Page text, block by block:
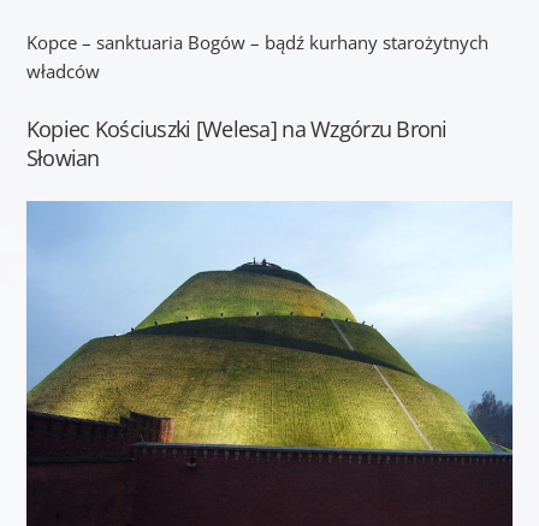
Kopce – sanktuaria Bogów – bądź kurhany starożytnych
władców
Kopiec Kościuszki [Welesa] na Wzgórzu Broni
Słowian